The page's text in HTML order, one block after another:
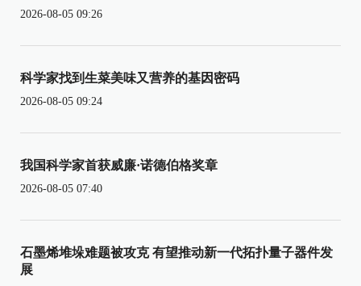
2026-08-05 09:26
科学家找到生菜美味又营养的基因密码
2026-08-05 09:24
我国科学家首获威廉·诺德伯格奖章
2026-08-05 07:40
石墨烯堆垛难题被攻克 有望推动新一代拓扑量子器件发
展